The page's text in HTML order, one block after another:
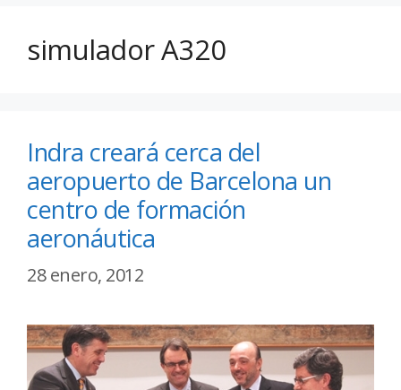
simulador A320
Indra creará cerca del
aeropuerto de Barcelona un
centro de formación
aeronáutica
28 enero, 2012